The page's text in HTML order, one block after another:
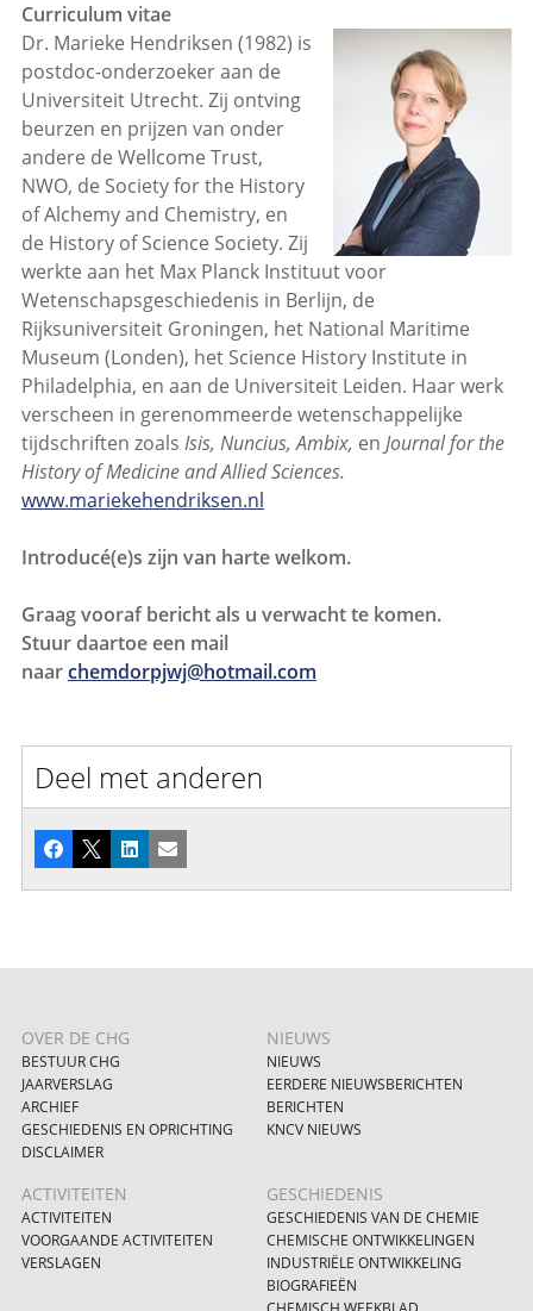
Curriculum vitae
Dr. Marieke Hendriksen (1982) is
postdoc-onderzoeker aan de
Universiteit Utrecht. Zij ontving
beurzen en prijzen van onder
andere de Wellcome Trust,
NWO, de Society for the History
of Alchemy and Chemistry, en
de History of Science Society. Zij
werkte aan het Max Planck Instituut voor
Wetenschapsgeschiedenis in Berlijn, de
Rijksuniversiteit Groningen, het National Maritime
Museum (Londen), het Science History Institute in
Philadelphia, en aan de Universiteit Leiden. Haar werk
verscheen in gerenommeerde wetenschappelijke
tijdschriften zoals Isis, Nuncius, Ambix, en Journal for the
History of Medicine and Allied Sciences.
www.mariekehendriksen.nl
Introducé(e)s zijn van harte welkom.
Graag vooraf bericht als u verwacht te komen.
Stuur daartoe een mail
naarchemdorpjwj@hotmail.com
Deel met anderen
Facebook
X LinkedInE-mail
OVER DE CHG
BESTUUR CHG
JAARVERSLAG
ARCHIEF
GESCHIEDENIS EN OPRICHTING
DISCLAIMER
NIEUWS
NIEUWS
EERDERE NIEUWSBERICHTEN
BERICHTEN
KNCV NIEUWS
ACTIVITEITEN
ACTIVITEITEN
VOORGAANDE ACTIVITEITEN
VERSLAGEN
GESCHIEDENIS
GESCHIEDENIS VAN DE CHEMIE
CHEMISCHE ONTWIKKELINGEN
INDUSTRIËLE ONTWIKKELING
BIOGRAFIEËN